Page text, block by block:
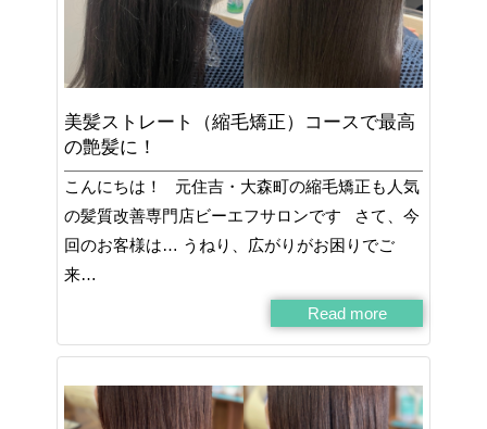
美髪ストレート（縮毛矯正）コースで最高
の艶髪に！
こんにちは！ 元住吉・大森町の縮毛矯正も人気
の髪質改善専門店ビーエフサロンです さて、今
回のお客様は… うねり、広がりがお困りでご
来…
Read more